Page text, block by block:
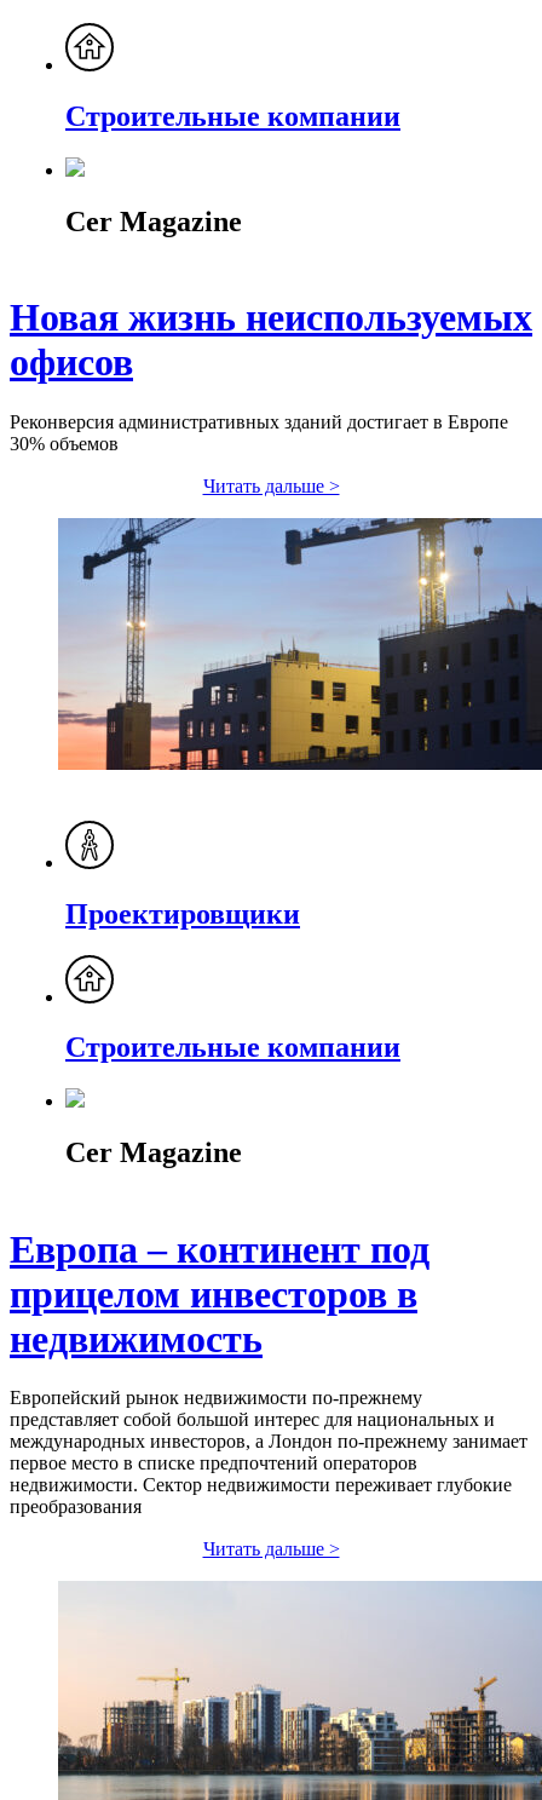
Строительные компании
Cer Magazine
Новая жизнь неиспользуемых
офисов
Реконверсия административных зданий достигает в Европе
30% объемов
Читать дальше >
Проектировщики
Строительные компании
Cer Magazine
Европа – континент под
прицелом инвесторов в
недвижимость
Европейский рынок недвижимости по-прежнему
представляет собой большой интерес для национальных и
международных инвесторов, а Лондон по-прежнему занимает
первое место в списке предпочтений операторов
недвижимости. Сектор недвижимости переживает глубокие
преобразования
Читать дальше >